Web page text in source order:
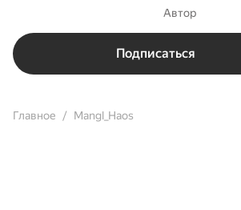
Автор
Подписаться
Главное Mangl_Haos